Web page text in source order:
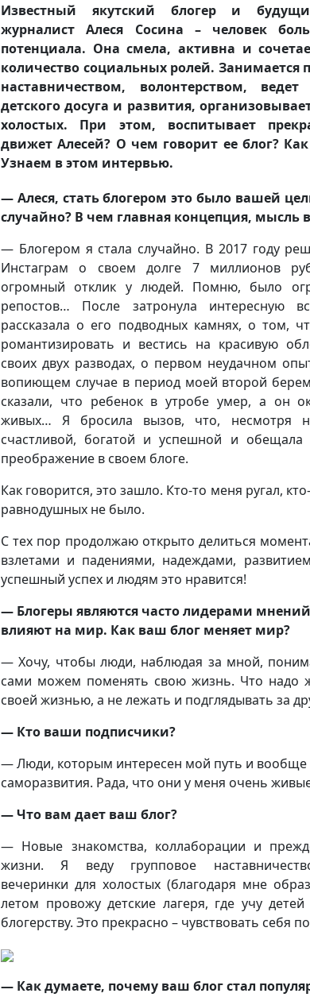
Известный якутский блогер и
журналист Алеся Сосина – человек
потенциала. Она смела, активна и
количество социальных ролей. Занимается
наставничеством, волонтерством,
детского досуга и развития,
холостых. При этом, воспитывает
движет Алесей? О чем говорит ее блог? Как
Узнаем в этом интервью.
— Алеся, стать блогером это было вашей
случайно? В чем главная концепция, мысль
— Блогером я стала случайно. В 2017 году
Инстаграм о своем долге 7 миллионов
огромный отклик у людей. Помню, было
репостов… После затронула интересную
рассказала о его подводных камнях, о том,
романтизировать и вестись на красивую
своих двух разводах, о первом неудачном
вопиющем случае в период моей второй
сказали, что ребенок в утробе умер, а он
живых… Я бросила вызов, что, несмотря
счастливой, богатой и успешной и обещала
преображение в своем блоге.
Как говорится, это зашло. Кто-то меня ругал,
равнодушных не было.
С тех пор продолжаю открыто делиться
взлетами и падениями, надеждами,
успешный успех и людям это нравится!
— Блогеры являются часто лидерами
влияют на мир. Как ваш блог меняет мир?
— Хочу, чтобы люди, наблюдая за мной,
сами можем поменять свою жизнь. Что надо
своей жизнью, а не лежать и подглядывать за
— Кто ваши подписчики?
— Люди, которым интересен мой путь и вообще
саморазвития. Рада, что они у меня очень
— Что вам дает ваш блог?
— Новые знакомства, коллаборации и
жизни. Я веду групповое
вечеринки для холостых (благодаря мне
летом провожу детские лагеря, где учу
блогерству. Это прекрасно – чувствовать себя
— Как думаете, почему ваш блог стал